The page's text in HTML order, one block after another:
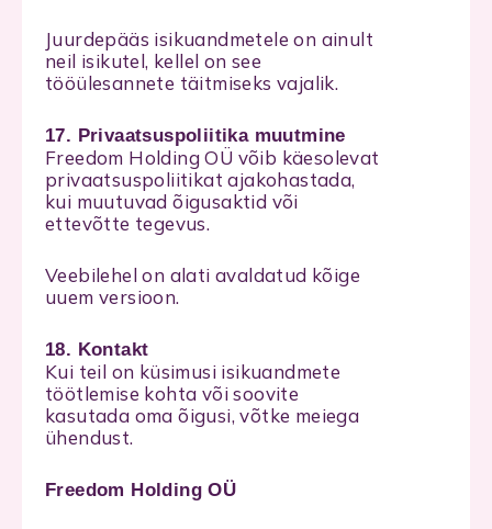
Juurdepääs isikuandmetele on ainult
neil isikutel, kellel on see
tööülesannete täitmiseks vajalik.
17. Privaatsuspoliitika muutmine
Freedom Holding OÜ võib käesolevat
privaatsuspoliitikat ajakohastada,
kui muutuvad õigusaktid või
ettevõtte tegevus.
Veebilehel on alati avaldatud kõige
uuem versioon.
18. Kontakt
Kui teil on küsimusi isikuandmete
töötlemise kohta või soovite
kasutada oma õigusi, võtke meiega
ühendust.
Freedom Holding OÜ